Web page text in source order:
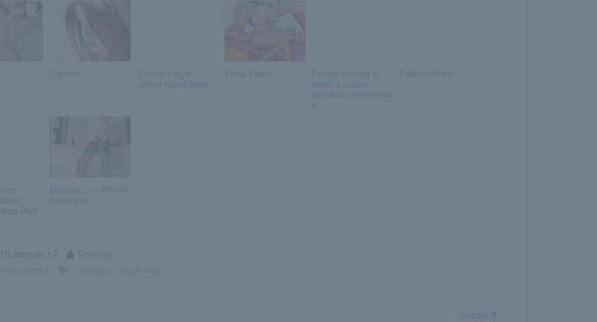
Caramel Zsuzsi a nyár
utolsó napozásán
Zeina Heart Felrobbantotta a
netet a szőke
bombázó: meztelen
k...
Felkészültem
Párt
Március 9. – FANNI
napja van
Timilány
Gisele